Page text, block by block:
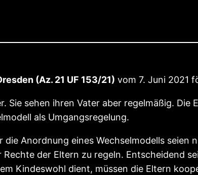
(Az. 21 UF 153/21) vom 7. Juni 2021
Sie sehen ihren Vater aber regelmäßig. Die
als Umgangsregelung.
Anordnung eines Wechselmodells
der Eltern zu regeln. Entscheidend
Kindeswohl dient, müssen die Eltern